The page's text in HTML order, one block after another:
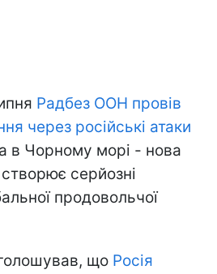
Радбез ООН провів
через російські атаки
в Чорному морі - нова
серйозні
продовольчої
що Росія